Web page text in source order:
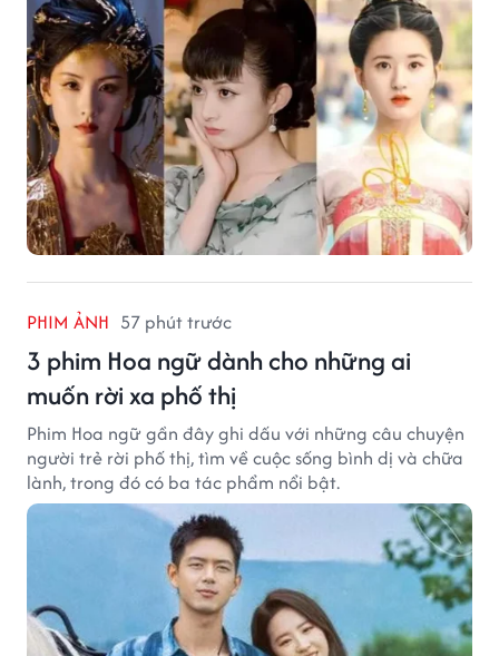
PHIM ẢNH 57 phút trước
3 phim Hoa ngữ dành cho những ai
muốn rời xa phố thị
Phim Hoa ngữ gần đây ghi dấu với những câu chuyện
người trẻ rời phố thị, tìm về cuộc sống bình dị và chữa
lành, trong đó có ba tác phẩm nổi bật.